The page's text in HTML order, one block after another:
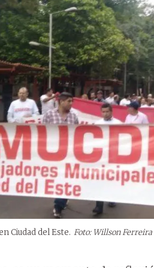
Ciudad del Este. Foto: Willson Ferreira